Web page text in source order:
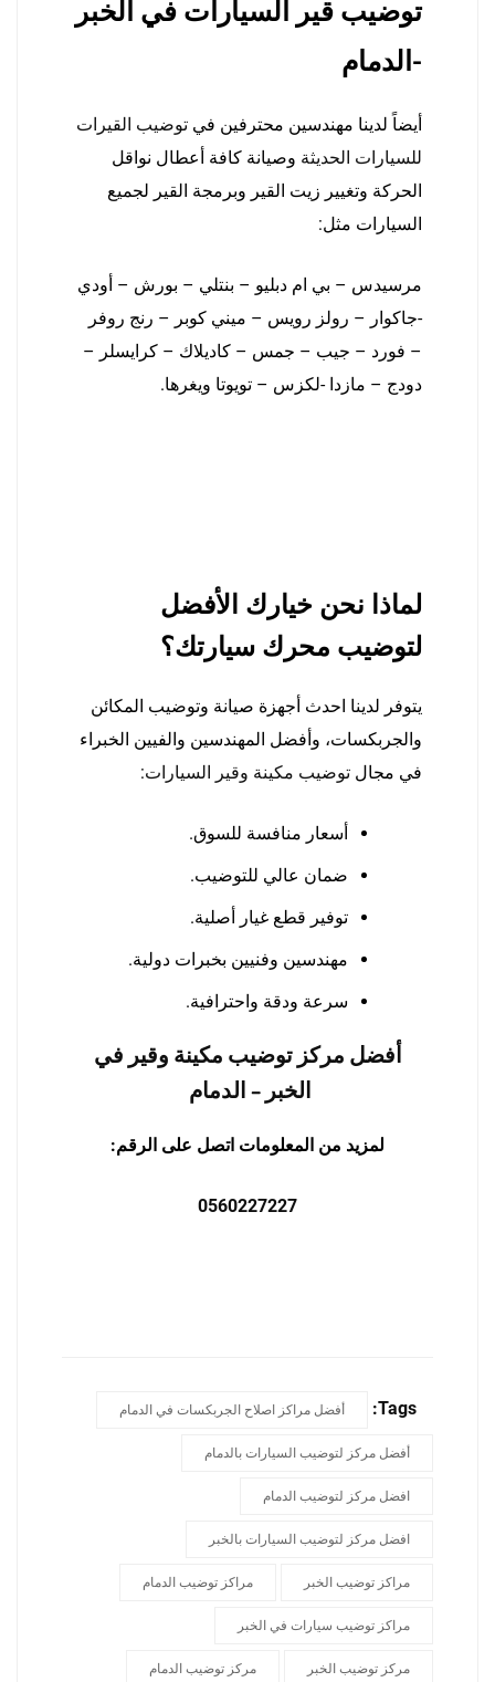
توضيب قير السيارات في الخبر
-الدمام
أيضاً لدينا مهندسين محترفين في توضيب القيرات
للسيارات الحديثة وصيانة كافة أعطال نواقل
الحركة وتغيير زيت القير وبرمجة القير لجميع
السيارات مثل:
مرسيدس – بي ام دبليو – بنتلي – بورش – أودي
-جاكوار – رولز رويس – ميني كوبر – رنج روفر
– فورد – جيب – جمس – كاديلاك – كرايسلر –
دودج – مازدا -لكزس – تويوتا ويغرها.
لماذا نحن خيارك الأفضل
لتوضيب محرك سيارتك؟
يتوفر لدينا احدث أجهزة صيانة وتوضيب المكائن
والجربكسات، وأفضل المهندسين والفيين الخبراء
في مجال توضيب مكينة وقير السيارات:
أسعار منافسة للسوق.
ضمان عالي للتوضيب.
توفير قطع غيار أصلية.
مهندسين وفنيين بخبرات دولية.
سرعة ودقة واحترافية.
أفضل مركز توضيب مكينة وقير في
الخبر – الدمام
لمزيد من المعلومات اتصل على الرقم:
0560227227
Tags: أفضل مراكز اصلاح الجربكسات في الدمام
أفضل مركز لتوضيب السيارات بالدمام
افضل مركز لتوضيب الدمام
افضل مركز لتوضيب السيارات بالخبر
مراكز توضيب الخبر مراكز توضيب الدمام
مراكز توضيب سيارات في الخبر
مركز توضيب الخبر مركز توضيب الدمام